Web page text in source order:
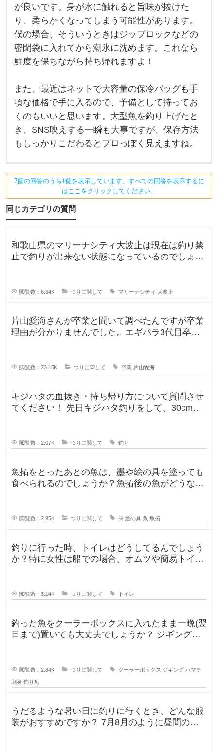
接
潮
氷
に
ぶ
つ
切
り
の
を
入
れ
る
の
は
避
け
た
が
い
で
。
身
触
れ
る
が良いです。身が水に触れると旨味が抜けた
り、柔らかくなってしまう可能性があります。
僕の場合、そういうときはジップロックなどの
密閉袋に入れてから潮氷に沈めます。これなら
鮮度を保ちながら持ち帰れますよ！
また、最近はネットで大容量の保冷バッグも手
頃な価格で手に入るので、予備として持ってお
くのもいいと思います。大型魚を釣り上げたと
き、SNS映えする一瞬も大事ですが、保存方法
もしっかりこだわるとプロっぽく見えますね。
7個の回答のうち1個を表示しています。すべての回答を表示するに
はここをクリックしてください。
同じカテゴリの質問
和歌山県のマリーナシティ大波止は現在は釣り禁
止で釣りが出来ない状態になっているのでしょう
閲覧数：6.64K つりに関して マリーナシティ 大波止
片山愛海さんが卒業と聞いて調べたんですが卒業
理由が分かりませんでした。エギパラ3代目卒業
閲覧数：23.15K つりに関して 卒業 片山愛海
キジハタの血抜き・持ち帰り方について質問させ
てください！ 先日キジハタ釣りをして、30cm台
閲覧数：2.07K つりに関して 釣り
魚拓をとったあとの魚は、墨や絵の具を塗っても
食べられるのでしょうか？魚拓後の魚がどうなる
閲覧数：2.95K つりに関して 墨 絵の具 魚 魚拓
釣りに行った時、トイレはどうしてるんでしょう
か？特に女性は船での場合、オムツや簡易トイレ
閲覧数：3.14K つりに関して トイレ
釣った魚をクーラーボックスに入れたまま一晩(翌
日まで)置いても大丈夫でしょうか？ ジギングに
閲覧数：2.84K つりに関して クーラーボックス ジギング ハマチ
刺身 釣り魚
うだるような暑い日に釣りに行くとき、どんな服
装がおすすめですか？ 7月8月のように昼間の気